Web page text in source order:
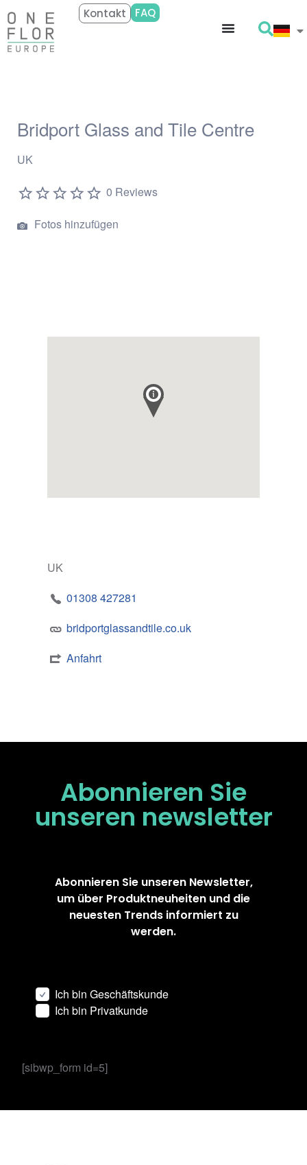
Kontakt FAQ
Bridport Glass and Tile Centre
UK
0 Reviews
Fotos hinzufügen
UK
01308 427281
bridportglassandtile.co.uk
Anfahrt
Abonnieren Sie
unseren newsletter
Abonnieren Sie unseren Newsletter,
um über Produktneuheiten und die
neuesten Trends informiert zu
werden.
Ich bin Geschäftskunde
Ich bin Privatkunde
[sibwp_form id=5]